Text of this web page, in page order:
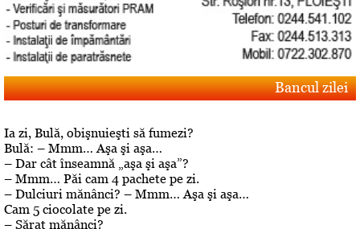
Bancul zilei
Ia zi, Bulă, obişnuieşti să fumezi?
Bulă: – Mmm… Aşa şi aşa…
– Dar cât înseamnă „aşa şi aşa”?
– Mmm… Păi cam 4 pachete pe zi.
– Dulciuri mănânci? – Mmm… Aşa şi aşa…
Cam 5 ciocolate pe zi.
– Sărat mănânci?